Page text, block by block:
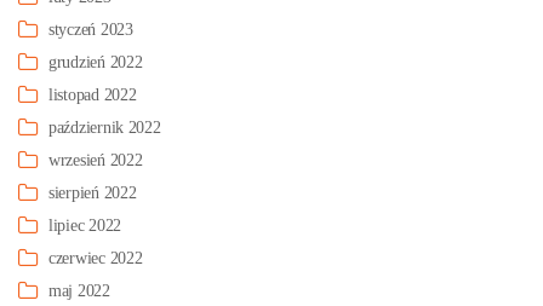
styczeń 2023
grudzień 2022
listopad 2022
październik 2022
wrzesień 2022
sierpień 2022
lipiec 2022
czerwiec 2022
maj 2022